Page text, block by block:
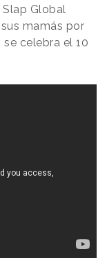
Global
mamás por
celebra el 10